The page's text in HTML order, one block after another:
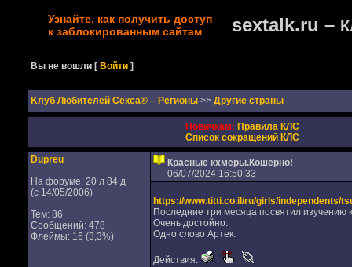
Узнайте, как получить доступ
к заблокированным сайтам
sextalk.ru –
Вы не вошли [Войти ]
Kлуб Любителей Секса® – Регионы >> Другие страны
Новичкам: Правила КЛС
Список сокращений КЛС
Dupreu
На форуме: 20 л 84 д
(с 14/05/2006)
Тем: 86
Сообщений: 478
Флеймы: 16 (3,3%)
Красные кхмеры.Кошерно!
06/07/2024 16:50:33
https://www.titti.co.il/ru/girls/independents/
Последние три месяца посвятил изучению
Очень достойно.
Одно слово Артек.
Действия: